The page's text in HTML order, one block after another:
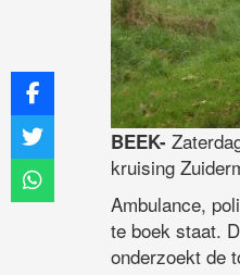
BEEK-
kruising
Ambulance,
te boek staat.
onderzoekt de